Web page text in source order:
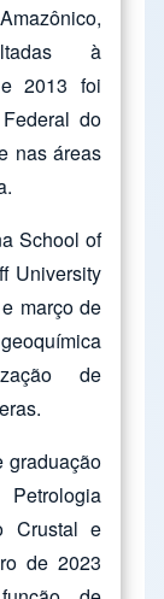
à
2013 foi
do
nas áreas
School of
University
março de
de
graduação
Crustal e
de 2023